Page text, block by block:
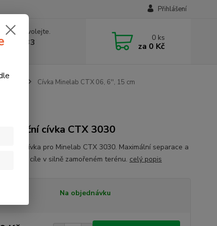
Přihlášení
rady? Zavolejte.
0 ks
za 0 Kč
Cívka Minelab CTX 06, 6'', 15 cm
cívka CTX 3030
6" DD cívka pro Minelab CTX 3030. Maximální separace a
drobné cíle v silně zamořeném terénu. celý popis
Na objednávku